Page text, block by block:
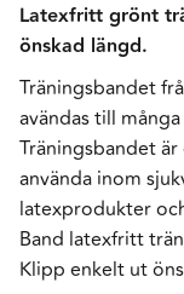
Latexfritt grönt
önskad längd.
Träningsbandet
avändas till
Träningsbandet
använda inom
latexprodukter
Band latexfritt
Klipp enkelt ut